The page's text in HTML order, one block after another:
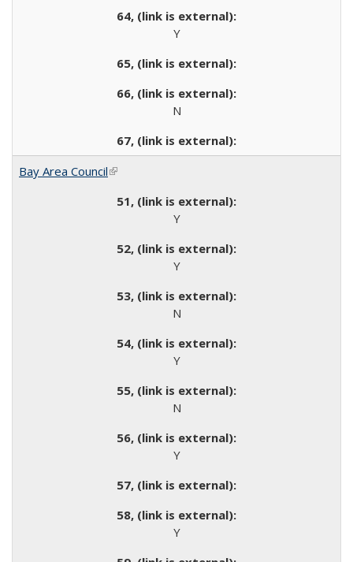
Y
N
Bay Area Council(link is external)
Y
Y
N
Y
N
Y
Y